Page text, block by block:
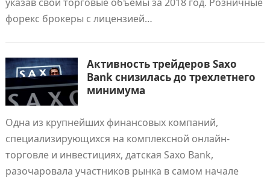
форекс брокеры с лицензией…
Активность трейдеров Saxo
Bank снизилась до трехлетнего
минимума
Одна из крупнейших финансовых компаний,
специализирующихся на комплексной онлайн-
торговле и инвестициях, датская Saxo Bank,
разочаровала участников рынка в самом начале